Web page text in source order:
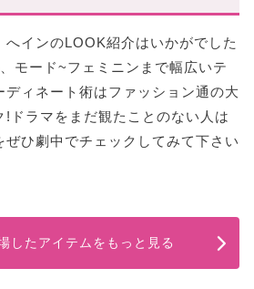
へインのLOOK紹介はいかがでした
モード~フェミニンまで幅広いテ
ディネート術はファッション通の大
!ドラマをまだ観たことのない人は
ぜひ劇中でチェックしてみて下さい
したアイテムをもっと見る